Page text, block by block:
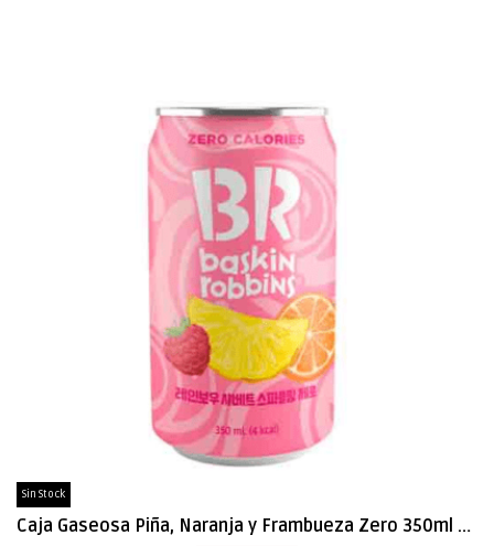
Sin Stock
Caja Gaseosa Piña, Naranja y Frambueza Zero 350ml x 24